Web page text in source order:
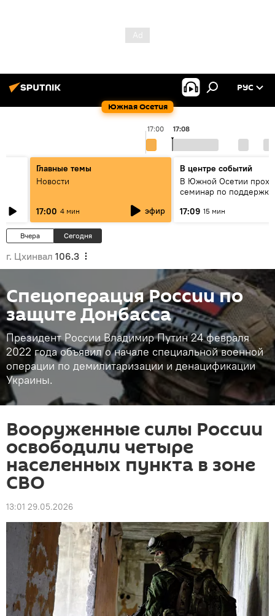
Южная Осетия
РУС
17:00 17:08
Главные темы
Новости
17:00 4 мин эфир
В центре событий
В Южной Осетии
семинар по поддержке
17:09 15 мин
Вчера Сегодня
г. Цхинвал 106.3
Спецоперация России по
защите Донбасса
Президент России Владимир Путин 24 февраля
2022 года объявил о начале специальной военной
операции по демилитаризации и денацификации
Украины.
Вооруженные силы России
освободили четыре
населенных пункта в зоне
СВО
13:01 29.05.2026